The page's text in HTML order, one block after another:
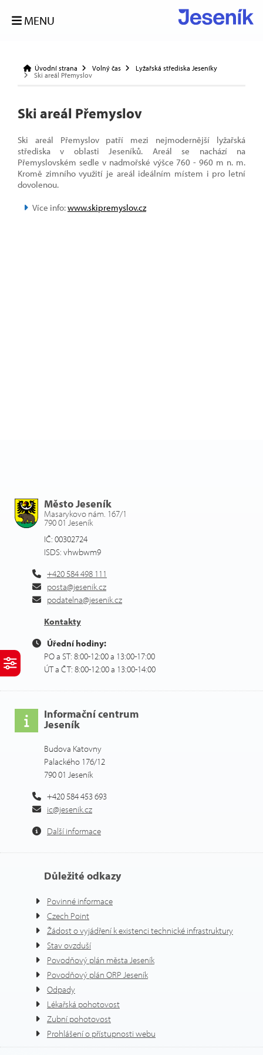
MENU
Úvodní strana Volný čas
Lyžařská střediska Jeseníky
Ski areál Přemyslov
Ski areál Přemyslov
Ski areál Přemyslov patří mezi nejmodernější lyžařská
střediska v oblasti Jeseníků. Areál se nachází na
Přemyslovském sedle v nadmořské výšce 760 - 960 m n. m.
Kromě zimního využití je areál ideálním místem i pro letní
dovolenou.
Více info:www.skipremyslov.cz
Město Jeseník
Masarykovo nám. 167/1
790 01 Jeseník
IČ: 00302724
ISDS: vhwbwm9
+420 584 498 111
posta@jesenik.cz
podatelna@jesenik.cz
Kontakty
Úřední hodiny:
PO a ST: 8:00-12:00 a 13:00-17:00
ÚT a ČT: 8:00-12:00 a 13:00-14:00
Informační centrum
Jeseník
Budova Katovny
Palackého 176/12
790 01 Jeseník
+420 584 453 693
ic@jesenik.cz
Další informace
Důležité odkazy
Povinné informace
Czech Point
Žádost o vyjádření k existenci technické infrastruktury
Stav ovzduší
Povodňový plán města Jeseník
Povodňový plán ORP Jeseník
Odpady
Lékařská pohotovost
Zubní pohotovost
Prohlášení o přístupnosti webu